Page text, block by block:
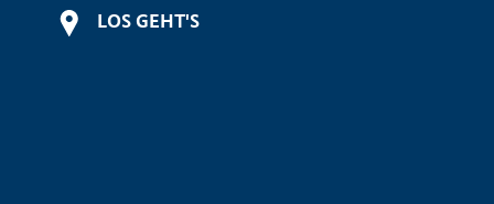
LOS GEHT'S